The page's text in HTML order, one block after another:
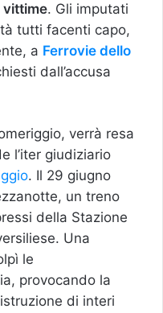
vittime. Gli imputati
tutti facenti capo,
a Ferrovie dello
dall’accusa
verrà resa
l’iter giudiziario
. Il 29 giugno
un treno
della Stazione
Una
le
provocando la
di interi